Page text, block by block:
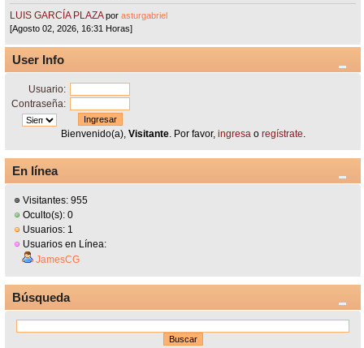
LUIS GARCÍA PLAZA porasturgabriel
[Agosto 02, 2026, 16:31 Horas]
User Info
Usuario:
Contraseña:
Bienvenido(a), Visitante. Por favor, ingresao regístrate.
En línea
Visitantes: 955
Oculto(s): 0
Usuarios: 1
Usuarios en Línea:
JamesCG
Búsqueda